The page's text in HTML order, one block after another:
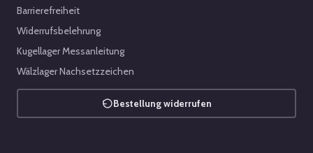
Barrierefreiheit
Widerrufsbelehrung
Kugellager Messanleitung
Wälzlager Nachsetzzeichen
Bestellung widerrufen